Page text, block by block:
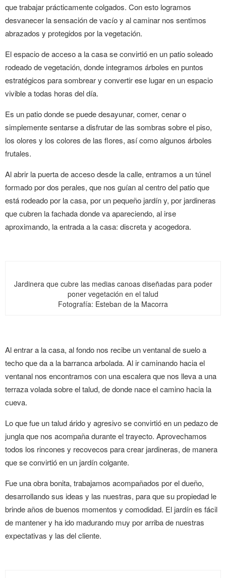
que trabajar prácticamente colgados. Con esto logramos
desvanecer la sensación de vacío y al caminar nos sentimos
abrazados y protegidos por la vegetación.
El espacio de acceso a la casa se convirtió en un patio soleado
rodeado de vegetación, donde integramos árboles en puntos
estratégicos para sombrear y convertir ese lugar en un espacio
vivible a todas horas del día.
Es un patio donde se puede desayunar, comer, cenar o
simplemente sentarse a disfrutar de las sombras sobre el piso,
los olores y los colores de las flores, así como algunos árboles
frutales.
Al abrir la puerta de acceso desde la calle, entramos a un túnel
formado por dos perales, que nos guían al centro del patio que
está rodeado por la casa, por un pequeño jardín y, por jardineras
que cubren la fachada donde va apareciendo, al irse
aproximando, la entrada a la casa: discreta y acogedora.
Jardinera que cubre las medias canoas diseñadas para poder
poner vegetación en el talud
Fotografía: Esteban de la Macorra
Al entrar a la casa, al fondo nos recibe un ventanal de suelo a
techo que da a la barranca arbolada. Al ir caminando hacia el
ventanal nos encontramos con una escalera que nos lleva a una
terraza volada sobre el talud, de donde nace el camino hacia la
cueva.
Lo que fue un talud árido y agresivo se convirtió en un pedazo de
jungla que nos acompaña durante el trayecto. Aprovechamos
todos los rincones y recovecos para crear jardineras, de manera
que se convirtió en un jardín colgante.
Fue una obra bonita, trabajamos acompañados por el dueño,
desarrollando sus ideas y las nuestras, para que su propiedad le
brinde años de buenos momentos y comodidad. El jardín es fácil
de mantener y ha ido madurando muy por arriba de nuestras
expectativas y las del cliente.